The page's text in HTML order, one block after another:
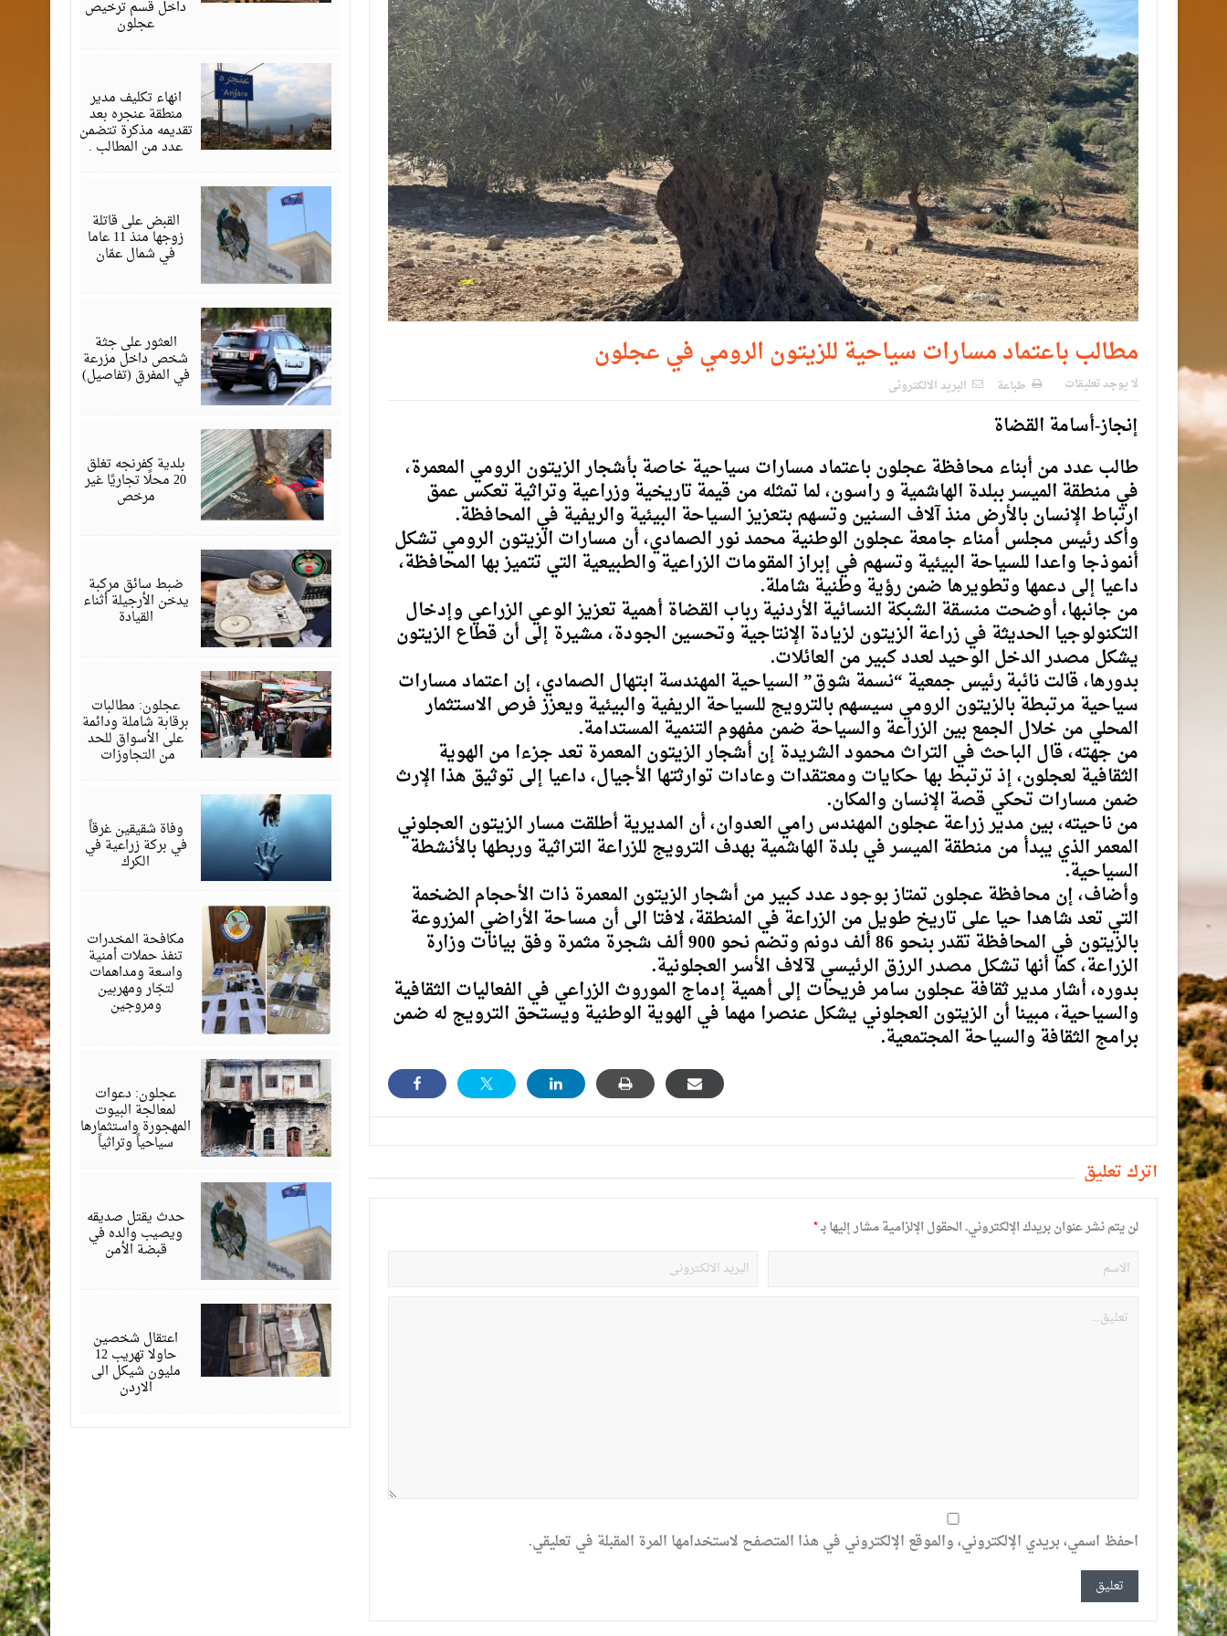
مطالب باعتماد مسارات سياحية للزيتون الرومي في عجلون
لا يوجد تعليقات طباعة البريد الالكترونى
إنجاز-أسامة القضاة
طالب عدد من أبناء محافظة عجلون باعتماد مسارات سياحية خاصة بأشجار الزيتون الرومي المعمرة،
في منطقة الميسر ببلدة الهاشمية و راسون، لما تمثله من قيمة تاريخية وزراعية وتراثية تعكس عمق
ارتباط الإنسان بالأرض منذ آلاف السنين وتسهم بتعزيز السياحة البيئية والريفية في المحافظة.
وأكد رئيس مجلس أمناء جامعة عجلون الوطنية محمد نور الصمادي، أن مسارات الزيتون الرومي تشكل
أنموذجا واعدا للسياحة البيئية وتسهم في إبراز المقومات الزراعية والطبيعية التي تتميز بها المحافظة،
داعيا إلى دعمها وتطويرها ضمن رؤية وطنية شاملة.
من جانبها، أوضحت منسقة الشبكة النسائية الأردنية رباب القضاة أهمية تعزيز الوعي الزراعي وإدخال
التكنولوجيا الحديثة في زراعة الزيتون لزيادة الإنتاجية وتحسين الجودة، مشيرة إلى أن قطاع الزيتون
يشكل مصدر الدخل الوحيد لعدد كبير من العائلات.
بدورها، قالت نائبة رئيس جمعية “نسمة شوق” السياحية المهندسة ابتهال الصمادي، إن اعتماد مسارات
سياحية مرتبطة بالزيتون الرومي سيسهم بالترويج للسياحة الريفية والبيئية ويعزز فرص الاستثمار
المحلي من خلال الجمع بين الزراعة والسياحة ضمن مفهوم التنمية المستدامة.
من جهته، قال الباحث في التراث محمود الشريدة إن أشجار الزيتون المعمرة تعد جزءا من الهوية
الثقافية لعجلون، إذ ترتبط بها حكايات ومعتقدات وعادات توارثتها الأجيال، داعيا إلى توثيق هذا الإرث
ضمن مسارات تحكي قصة الإنسان والمكان.
من ناحيته، بين مدير زراعة عجلون المهندس رامي العدوان، أن المديرية أطلقت مسار الزيتون العجلوني
المعمر الذي يبدأ من منطقة الميسر في بلدة الهاشمية بهدف الترويج للزراعة التراثية وربطها بالأنشطة
السياحية.
وأضاف، إن محافظة عجلون تمتاز بوجود عدد كبير من أشجار الزيتون المعمرة ذات الأحجام الضخمة
التي تعد شاهدا حيا على تاريخ طويل من الزراعة في المنطقة، لافتا الى أن مساحة الأراضي المزروعة
بالزيتون في المحافظة تقدر بنحو 86 ألف دونم وتضم نحو 900 ألف شجرة مثمرة وفق بيانات وزارة
الزراعة، كما أنها تشكل مصدر الرزق الرئيسي لآلاف الأسر العجلونية.
بدوره، أشار مدير ثقافة عجلون سامر فريحات إلى أهمية إدماج الموروث الزراعي في الفعاليات الثقافية
والسياحية، مبينا أن الزيتون العجلوني يشكل عنصرا مهما في الهوية الوطنية ويستحق الترويج له ضمن
برامج الثقافة والسياحة المجتمعية.
أترك تعليق
لن يتم نشر عنوان بريدك الإلكتروني.الحقول الإلزامية مشار إليها بـ*
احفظ اسمي، بريدي الإلكتروني، والموقع الإلكتروني في هذا المتصفح لاستخدامها المرة المقبلة في تعليقي.
داخل قسم ترخيص
عجلون
انهاء تكليف مدير
منطقة عنجره بعد
تقديمه مذكرة تتضمن
عدد من المطالب .
القبض على قاتلة
زوجها منذ 11 عاما
في شمال عمّان
العثور على جثة
شخص داخل مزرعة
في المفرق (تفاصيل)
بلدية كفرنجه تغلق
20 محلًا تجاريًا غير
مرخص
ضبط سائق مركبة
يدخن الأرجيلة أثناء
القيادة
عجلون: مطالبات
برقابة شاملة ودائمة
على الأسواق للحد
من التجاوزات
وفاة شقيقين غرقاً
في بركة زراعية في
الكرك
مكافحة المخدرات
تنفذ حملات أمنية
واسعة ومداهمات
لتجّار ومهربين
ومروجين
عجلون: دعوات
لمعالجة البيوت
المهجورة واستثمارها
سياحياً وتراثياً
مارس
2026
حدث يقتل صديقه
ويصيب والده في
قبضة الأمن
فبراير
2026
اعتقال شخصين
حاولا تهريب 12
مليون شيكل الى
الاردن
يناير
2026